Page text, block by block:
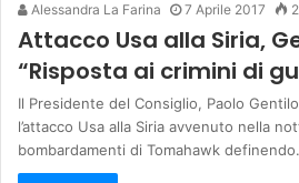
Alessandra La Farina 7 Aprile 2017
Attacco Usa alla Siria,
“Risposta ai crimini di
Il Presidente del Consiglio, Paolo
l’attacco Usa alla Siria avvenuto nella
bombardamenti di Tomahawk